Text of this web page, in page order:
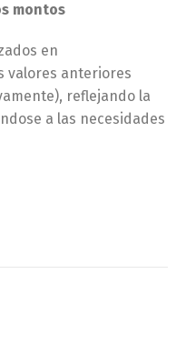
montos
en
valores anteriores
reflejando la
a las necesidades